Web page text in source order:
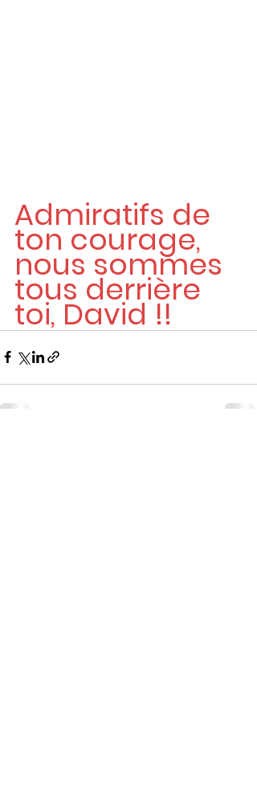
Admiratifs de
ton courage,
nous sommes
tous derrière
toi, David !!